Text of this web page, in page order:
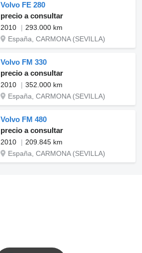
Volvo FE 280
precio a consultar
2010
293.000 km
España, CARMONA (SEVILLA)
Volvo FM 330
precio a consultar
2010
352.000 km
España, CARMONA (SEVILLA)
Volvo FM 480
precio a consultar
2010
209.845 km
España, CARMONA (SEVILLA)